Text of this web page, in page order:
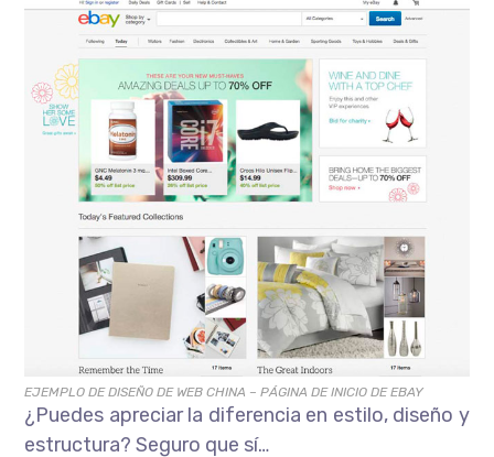
EJEMPLO DE DISEÑO DE WEB CHINA – PÁGINA DE INICIO DE EBAY
¿Puedes apreciar la diferencia en estilo, diseño y
estructura? Seguro que sí…